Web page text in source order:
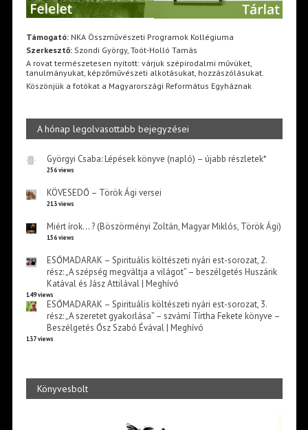
Támogató:NKA Összművészeti Programok Kollégiuma
Szerkesztő:Szondi György, Toót-Holló Tamás
A rovat természetesen nyitott: várjuk szépirodalmi művüket,
tanulmányukat, képzőművészeti alkotásukat, hozzászólásukat.
Köszönjük a fotókat a Magyarországi Református Egyháznak
A hónap legolvasottabb bejegyzései
Györgyi Csaba: Lépések könyve (napló) – újabb részletek*
256 views
KÖVESEDŐ – Török Ági versei
213 views
Miért írok… ? (Böszörményi Zoltán, Magyar Miklós, Török Ági)
156 views
ESŐMADARAK – Spirituális költészeti nyári est-sorozat, 2.
rész: „A szépség megváltja a világot” – beszélgetés Huszárik
Katával és Jász Attilával | Meghívó
149 views
ESŐMADARAK – Spirituális költészeti nyári est-sorozat, 3.
rész: „A szeretet gyakorlása” – szvámí Tírtha Fekete könyve –
Beszélgetés Ősz Szabó Évával | Meghívó
137 views
Könyvesbolt